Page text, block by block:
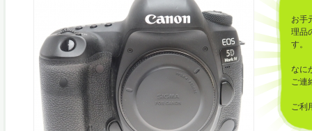
お手
理品
す。
なに
ご連
ご利